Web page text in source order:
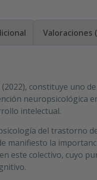
Valoraciones
constituye uno
neuropsicológica
intelectual.
del trastorno
manifiesto la
este colectivo, cuyo